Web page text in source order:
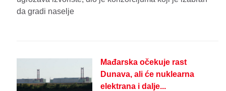
da gradi naselje
Mađarska očekuje rast
Dunava, ali će nuklearna
elektrana i dalje...